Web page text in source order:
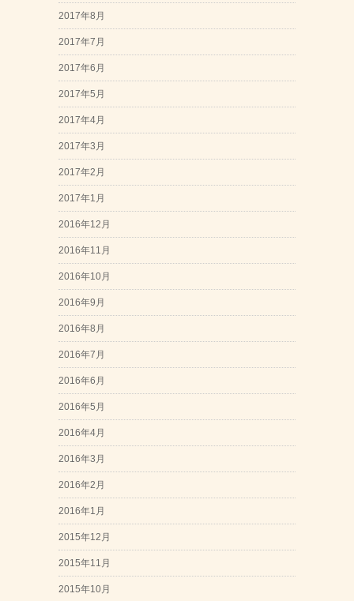
2017年8月
2017年7月
2017年6月
2017年5月
2017年4月
2017年3月
2017年2月
2017年1月
2016年12月
2016年11月
2016年10月
2016年9月
2016年8月
2016年7月
2016年6月
2016年5月
2016年4月
2016年3月
2016年2月
2016年1月
2015年12月
2015年11月
2015年10月